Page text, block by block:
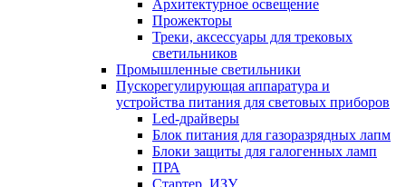
Архитектурное освещение
Прожекторы
Треки, аксессуары для трековых
светильников
Промышленные светильники
Пускорегулирующая аппаратура и
устройства питания для световых приборов
Led-драйверы
Блок питания для газоразрядных лапм
Блоки защиты для галогенных ламп
ПРА
Стартер, ИЗУ